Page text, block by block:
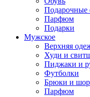
Подарочные
Парфюм
Подарки
Мужское
Верхняя
Худи и
Пиджаки и
Футболки
Брюки и
Парфюм